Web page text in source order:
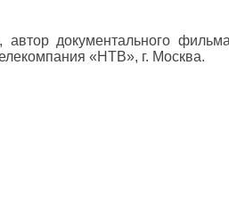
, автор документального
«НТВ», г. Москва.